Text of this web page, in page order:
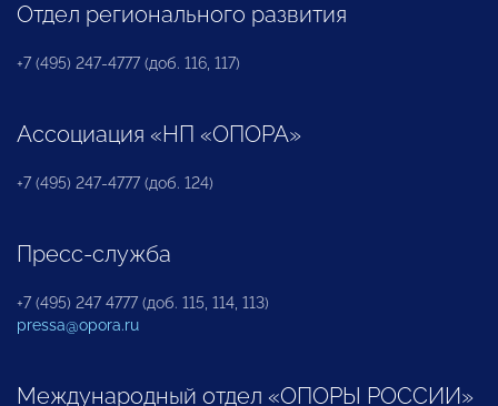
Отдел регионального развития
+7 (495) 247-4777 (доб. 116, 117)
Ассоциация «НП «ОПОРА»
+7 (495) 247-4777 (доб. 124)
Пресс-служба
+7 (495) 247 4777 (доб. 115, 114, 113)
pressa@opora.ru
Международный отдел «ОПОРЫ РОССИИ»